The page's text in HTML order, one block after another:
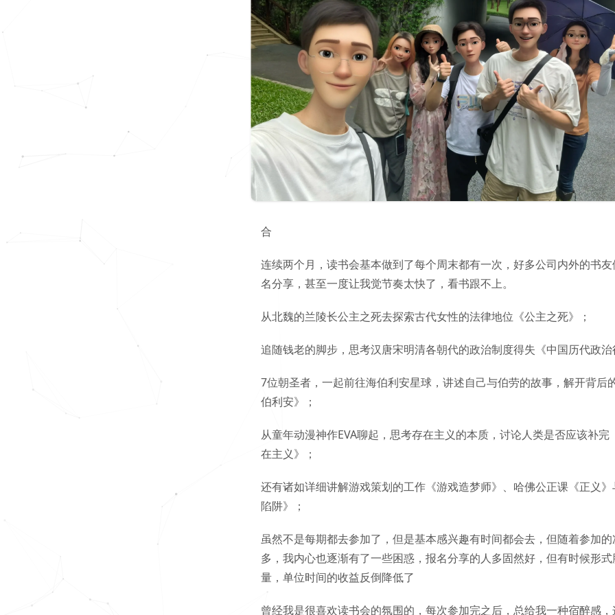
合
连续两个月，读书会基本做到了每个周末都有一次，好多公司内外的书
名分享，甚至一度让我觉节奏太快了，看书跟不上。
从北魏的兰陵长公主之死去探索古代女性的法律地位《公主之死》；
追随钱老的脚步，思考汉唐宋明清各朝代的政治制度得失《中国历代政
7位朝圣者，一起前往海伯利安星球，讲述自己与伯劳的故事，解开背后
伯利安》；
从童年动漫神作EVA聊起，思考存在主义的本质，讨论人类是否应该补完
在主义》；
还有诸如详细讲解游戏策划的工作《游戏造梦师》、哈佛公正课《正义
陷阱》；
虽然不是每期都去参加了，但是基本感兴趣有时间都会去，但随着参加
多，我内心也逐渐有了一些困惑，报名分享的人多固然好，但有时候形
量，单位时间的收益反倒降低了
曾经我是很喜欢读书会的氛围的，每次参加完之后，总给我一种宿醉感